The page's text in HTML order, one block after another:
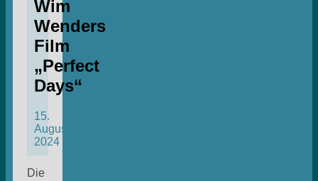
Wim
Wenders
Film
„Perfect
Days“
15.
August
2024
Die